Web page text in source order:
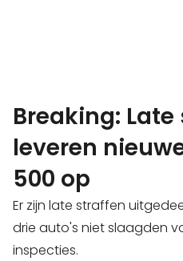
Breaking:
leveren
500 op
Er zijn late straffen
drie auto's niet slaagden
inspecties.